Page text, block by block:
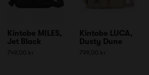
Kintobe MILES,
Jet Black
749,00 kr
Kintobe LUCA,
Dusty Dune
799,00 kr